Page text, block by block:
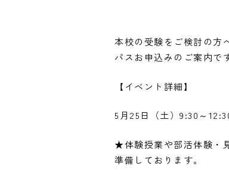
本校の受験をご検討の方
パスお申込みのご案内です
【イベント詳細】
5月25日（土）9:30～
★体験授業や部活体験・
準備しております。